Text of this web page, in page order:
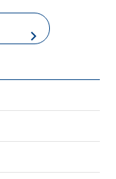
長くすること
乗せて肩の位置を
を広範囲に
構」を搭載